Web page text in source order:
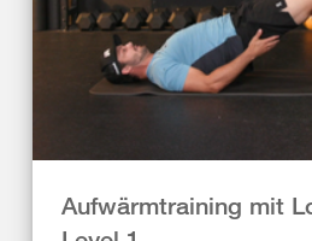
Aufwärmtraining mit